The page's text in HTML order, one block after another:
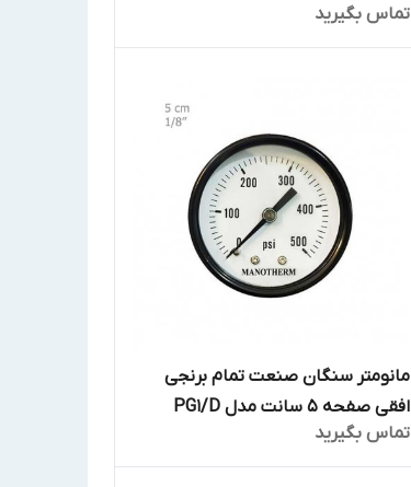
تماس بگیرید
مانومتر سنگان صنعت تمام برنجی
افقی صفحه 5 سانت مدل PG1/D
تماس بگیرید